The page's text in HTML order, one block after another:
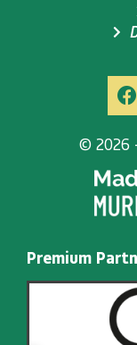
© 2026
Premium